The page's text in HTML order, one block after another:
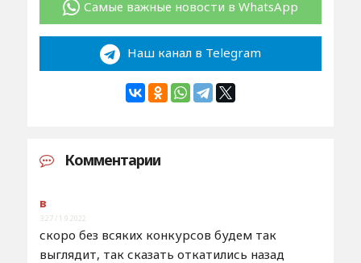
Самые важные новости в WhatsApp
Наш канал в Telegram
Комментарии
в
3:27 / 1.9.2022
скоро без всяких конкурсов будем так
выглядит, так сказать откатились назад